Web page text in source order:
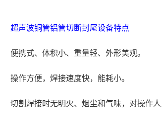
超声波铜管铝管切断封尾设备特点
便携式、体积小、重量轻、外形美观。
操作方便，焊接速度快，能耗小。
切割焊接时无明火、烟尘和气味，对操作人